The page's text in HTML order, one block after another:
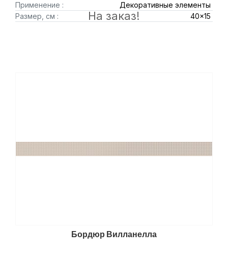
Применение :
Декоративные элементы
Размер, см :
40x15
На заказ!
Бордюр Вилланелла